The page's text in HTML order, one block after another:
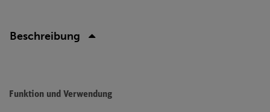
Beschreibung
Funktion und Verwendung